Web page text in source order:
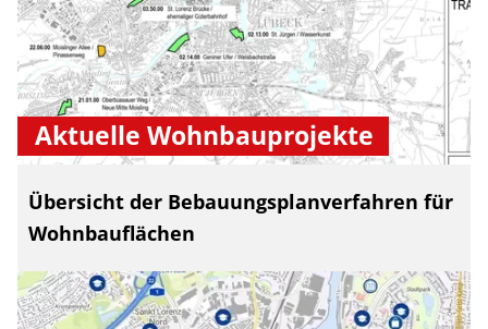
Aktuelle Wohnbauprojekte
Übersicht der Bebauungsplanverfahren für
Wohnbauflächen